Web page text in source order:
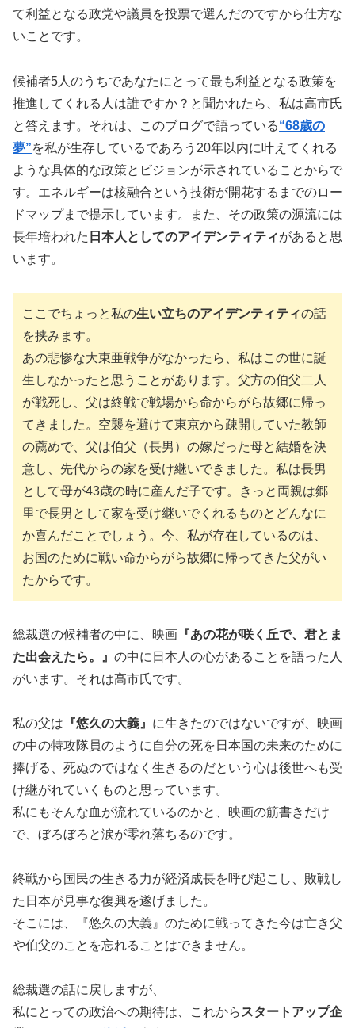
て利益となる政党や議員を投票で選んだのですから仕方な
いことです。
候補者5人のうちであなたにとって最も利益となる政策を
推進してくれる人は誰ですか？と聞かれたら、私は高市氏
と答えます。それは、このブログで語っている“68歳の
夢”を私が生存しているであろう20年以内に叶えてくれる
ような具体的な政策とビジョンが示されていることからで
す。エネルギーは核融合という技術が開花するまでのロー
ドマップまで提示しています。また、その政策の源流には
長年培われた 日本人としてのアイデンティティがあると思
います。
ここでちょっと私の生い立ちのアイデンティティの話
を挟みます。
あの悲惨な大東亜戦争がなかったら、私はこの世に誕
生しなかったと思うことがあります。父方の伯父二人
が戦死し、父は終戦で戦場から命からがら故郷に帰っ
てきました。空襲を避けて東京から疎開していた教師
の薦めで、父は伯父（長男）の嫁だった母と結婚を決
意し、先代からの家を受け継いできました。私は長男
として母が43歳の時に産んだ子です。きっと両親は郷
里で長男として家を受け継いでくれるものとどんなに
か喜んだことでしょう。今、私が存在しているのは、
お国のために戦い命からがら故郷に帰ってきた父がい
たからです。
総裁選の候補者の中に、映画 『あの花が咲く丘で、君とま
た出会えたら。』 の中に日本人の心があることを語った人
がいます。それは高市氏です。
私の父は 『悠久の大義』 に生きたのではないですが、映画
の中の特攻隊員のように自分の死を日本国の未来のために
捧げる、死ぬのではなく生きるのだという心は後世へも受
け継がれていくものと思っています。
私にもそんな血が流れているのかと、映画の筋書きだけ
で、ぼろぼろと涙が零れ落ちるのです。
終戦から国民の生きる力が経済成長を呼び起こし、敗戦し
た日本が見事な復興を遂げました。
そこには、『悠久の大義』のために戦ってきた今は亡き父
や伯父のことを忘れることはできません。
総裁選の話に戻しますが、
私にとっての政治への期待は、これから スタートアップ企